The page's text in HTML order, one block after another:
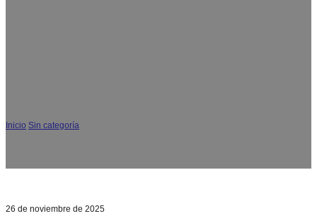
Inicio Sin categoría
26 de noviembre de 2025